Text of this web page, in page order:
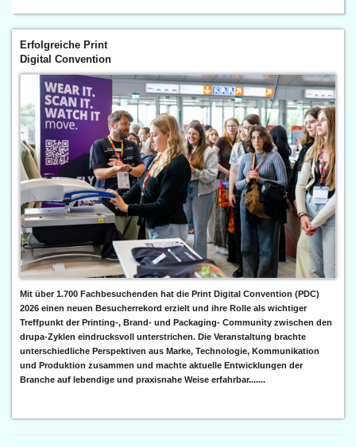
Erfolgreiche Print
Digital Convention
Mit über 1.700 Fachbesuchenden hat die Print Digital Convention (PDC)
2026 einen neuen Besucherrekord erzielt und ihre Rolle als wichtiger
Treffpunkt der Printing-, Brand- und Packaging- Community zwischen den
drupa-Zyklen eindrucksvoll unterstrichen. Die Veranstaltung brachte
unterschiedliche Perspektiven aus Marke, Technologie, Kommunikation
und Produktion zusammen und machte aktuelle Entwicklungen der
Branche auf lebendige und praxisnahe Weise erfahrbar.......